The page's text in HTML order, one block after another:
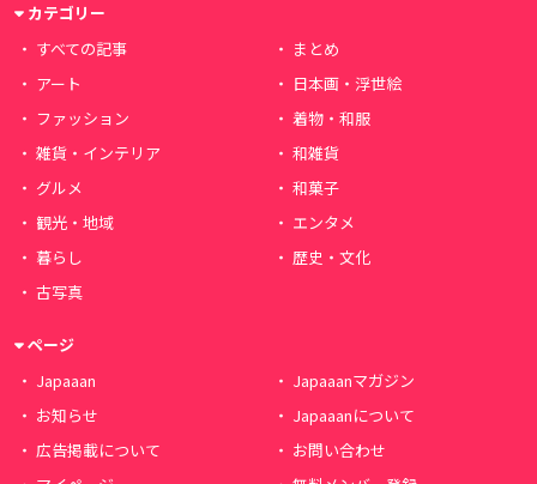
カテゴリー
すべての記事
まとめ
アート
日本画・浮世絵
ファッション
着物・和服
雑貨・インテリア
和雑貨
グルメ
和菓子
観光・地域
エンタメ
暮らし
歴史・文化
古写真
ページ
Japaaan
Japaaanマガジン
お知らせ
Japaaanについて
広告掲載について
お問い合わせ